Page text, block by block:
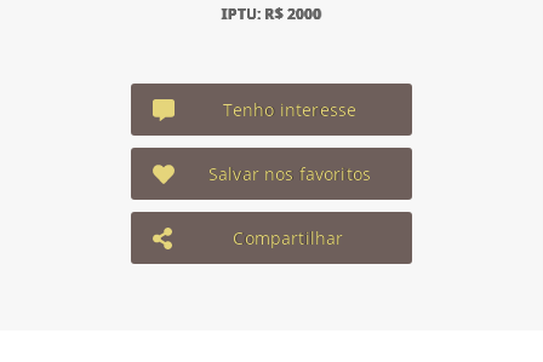
IPTU: R$ 2000
Tenho interesse
Salvar nos favoritos
Compartilhar